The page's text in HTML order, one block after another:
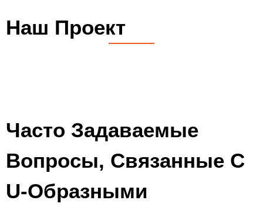
Наш Проект
Часто Задаваемые
Вопросы, Связанные С
U-Образными